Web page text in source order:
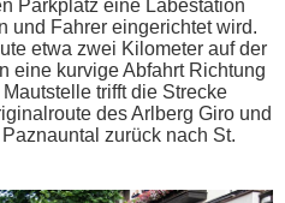
Parkplatz eine Labestation
und Fahrer eingerichtet wird.
etwa zwei Kilometer auf der
eine kurvige Abfahrt Richtung
trifft die Strecke
des Arlberg Giro und
zurück nach St.